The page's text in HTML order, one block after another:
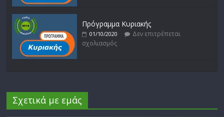
Πρόγραμμα Κυριακής
01/10/2020
Δεν επιτρέπεται
σχολιασμός
Σχετικά με εμάς